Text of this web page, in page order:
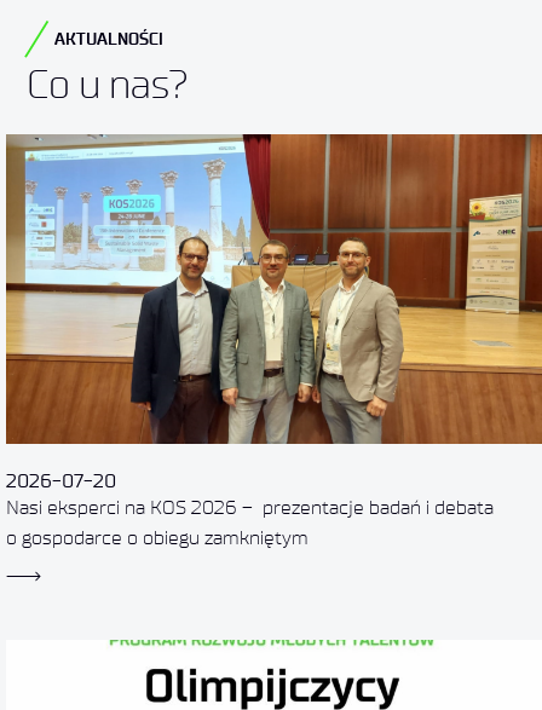
AKTUALNOŚCI
Co u nas?
2026-07-20
Nasi eksperci na KOS 2026 – prezentacje badań i debata
o gospodarce o obiegu zamkniętym